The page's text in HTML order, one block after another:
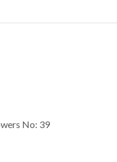
No: 39